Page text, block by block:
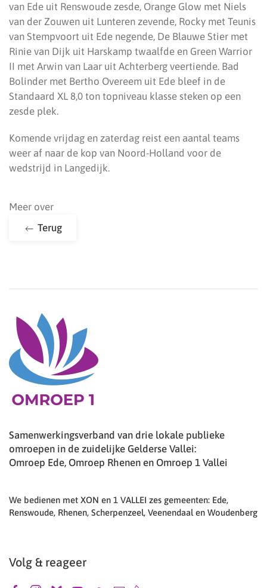
van Ede uit Renswoude zesde, Orange Glow met Niels
van der Zouwen uit Lunteren zevende, Rocky met Teunis
van Stempvoort uit Ede negende, De Blauwe Stier met
Rinie van Dijk uit Harskamp twaalfde en Green Warrior
II met Arwin van Laar uit Achterberg veertiende. Bad
Bolinder met Bertho Overeem uit Ede bleef in de
Standaard XL 8,0 ton topniveau klasse steken op een
zesde plek.
Komende vrijdag en zaterdag reist een aantal teams
weer af naar de kop van Noord-Holland voor de
wedstrijd in Langedijk.
Meer over
Terug
Samenwerkingsverband van drie lokale publieke
omroepen in de zuidelijke Gelderse Vallei:
Omroep Ede, Omroep Rhenen en Omroep 1 Vallei
We bedienen met XON en 1 VALLEI zes gemeenten: Ede,
Renswoude, Rhenen, Scherpenzeel, Veenendaal en Woudenberg
Volg & reageer